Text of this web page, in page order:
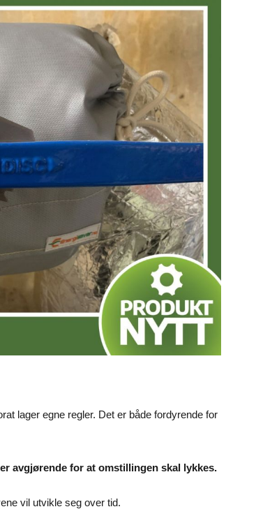
lager egne regler. Det er både fordyrende for
avgjørende for at omstillingen skal lykkes.
vil utvikle seg over tid.